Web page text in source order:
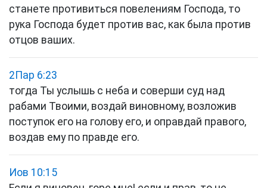
станете противиться повелениям Господа, то
рука Господа будет против вас, как была против
отцов ваших.
2Пар 6:23
тогда Ты услышь с неба и соверши суд над
рабами Твоими, воздай виновному, возложив
поступок его на голову его, и оправдай правого,
воздав ему по правде его.
Иов 10:15